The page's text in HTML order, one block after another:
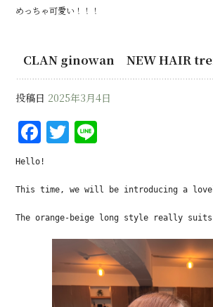
めっちゃ可愛い！！！
CLAN ginowan NEW HAIR
投稿日 2025年3月4日
F
a
c
e
b
o
o
k
T
w
te
r
e
Hello!
This time, we will be introducing a
The orange-beige long style really